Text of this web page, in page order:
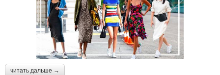
читать дальше →